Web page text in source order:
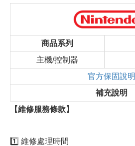
商品系列
主機/控制器
官方保固說明
補充說明
【維修服務條款】
1️⃣ 維修處理時間